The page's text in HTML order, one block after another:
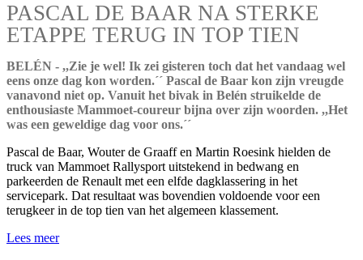
PASCAL DE BAAR NA STERKE
ETAPPE TERUG IN TOP TIEN
BELÉN - ,,Zie je wel! Ik zei gisteren toch dat het vandaag wel
eens onze dag kon worden.´´ Pascal de Baar kon zijn vreugde
vanavond niet op. Vanuit het bivak in Belén struikelde de
enthousiaste Mammoet-coureur bijna over zijn woorden. ,,Het
was een geweldige dag voor ons.´´
Pascal de Baar, Wouter de Graaff en Martin Roesink hielden de
truck van Mammoet Rallysport uitstekend in bedwang en
parkeerden de Renault met een elfde dagklassering in het
servicepark. Dat resultaat was bovendien voldoende voor een
terugkeer in de top tien van het algemeen klassement.
Lees meer